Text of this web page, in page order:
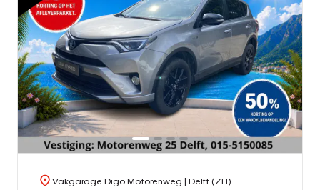
Vakgarage Digo Motorenweg | Delft (ZH)